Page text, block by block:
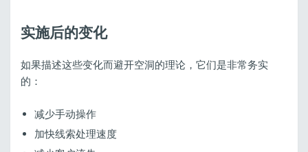
实施后的变化
如果描述这些变化而避开空洞的理论，它们是非常务实
的：
减少手动操作
加快线索处理速度